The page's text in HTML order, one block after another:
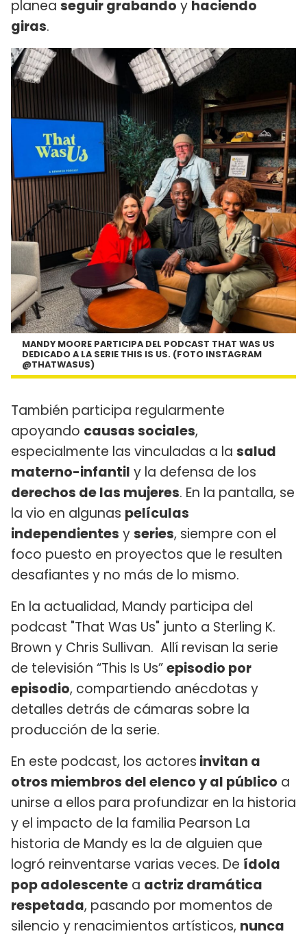
planea seguir grabando y haciendo
giras.
MANDY MOORE PARTICIPA DEL PODCAST THAT WAS US
DEDICADO A LA SERIE THIS IS US. (FOTO INSTAGRAM
@THATWASUS)
También participa regularmente
apoyando causas sociales,
especialmente las vinculadas a la salud
materno-infantil y la defensa de los
derechos de las mujeres. En la pantalla, se
la vio en algunas películas
independientes yseries, siempre con el
foco puesto en proyectos que le resulten
desafiantes y no más de lo mismo.
En la actualidad, Mandy participa del
podcast "That Was Us" junto a Sterling K.
Brown y Chris Sullivan. Allí revisan la serie
de televisión “This Is Us”episodio por
episodio, compartiendo anécdotas y
detalles detrás de cámaras sobre la
producción de la serie.
En este podcast, los actores invitan a
otros miembros del elenco y al público a
unirse a ellos para profundizar en la historia
y el impacto de la familia Pearson La
historia de Mandy es la de alguien que
logró reinventarse varias veces. De ídola
pop adolescente a actriz dramática
respetada, pasando por momentos de
silencio y renacimientos artísticos, nunca